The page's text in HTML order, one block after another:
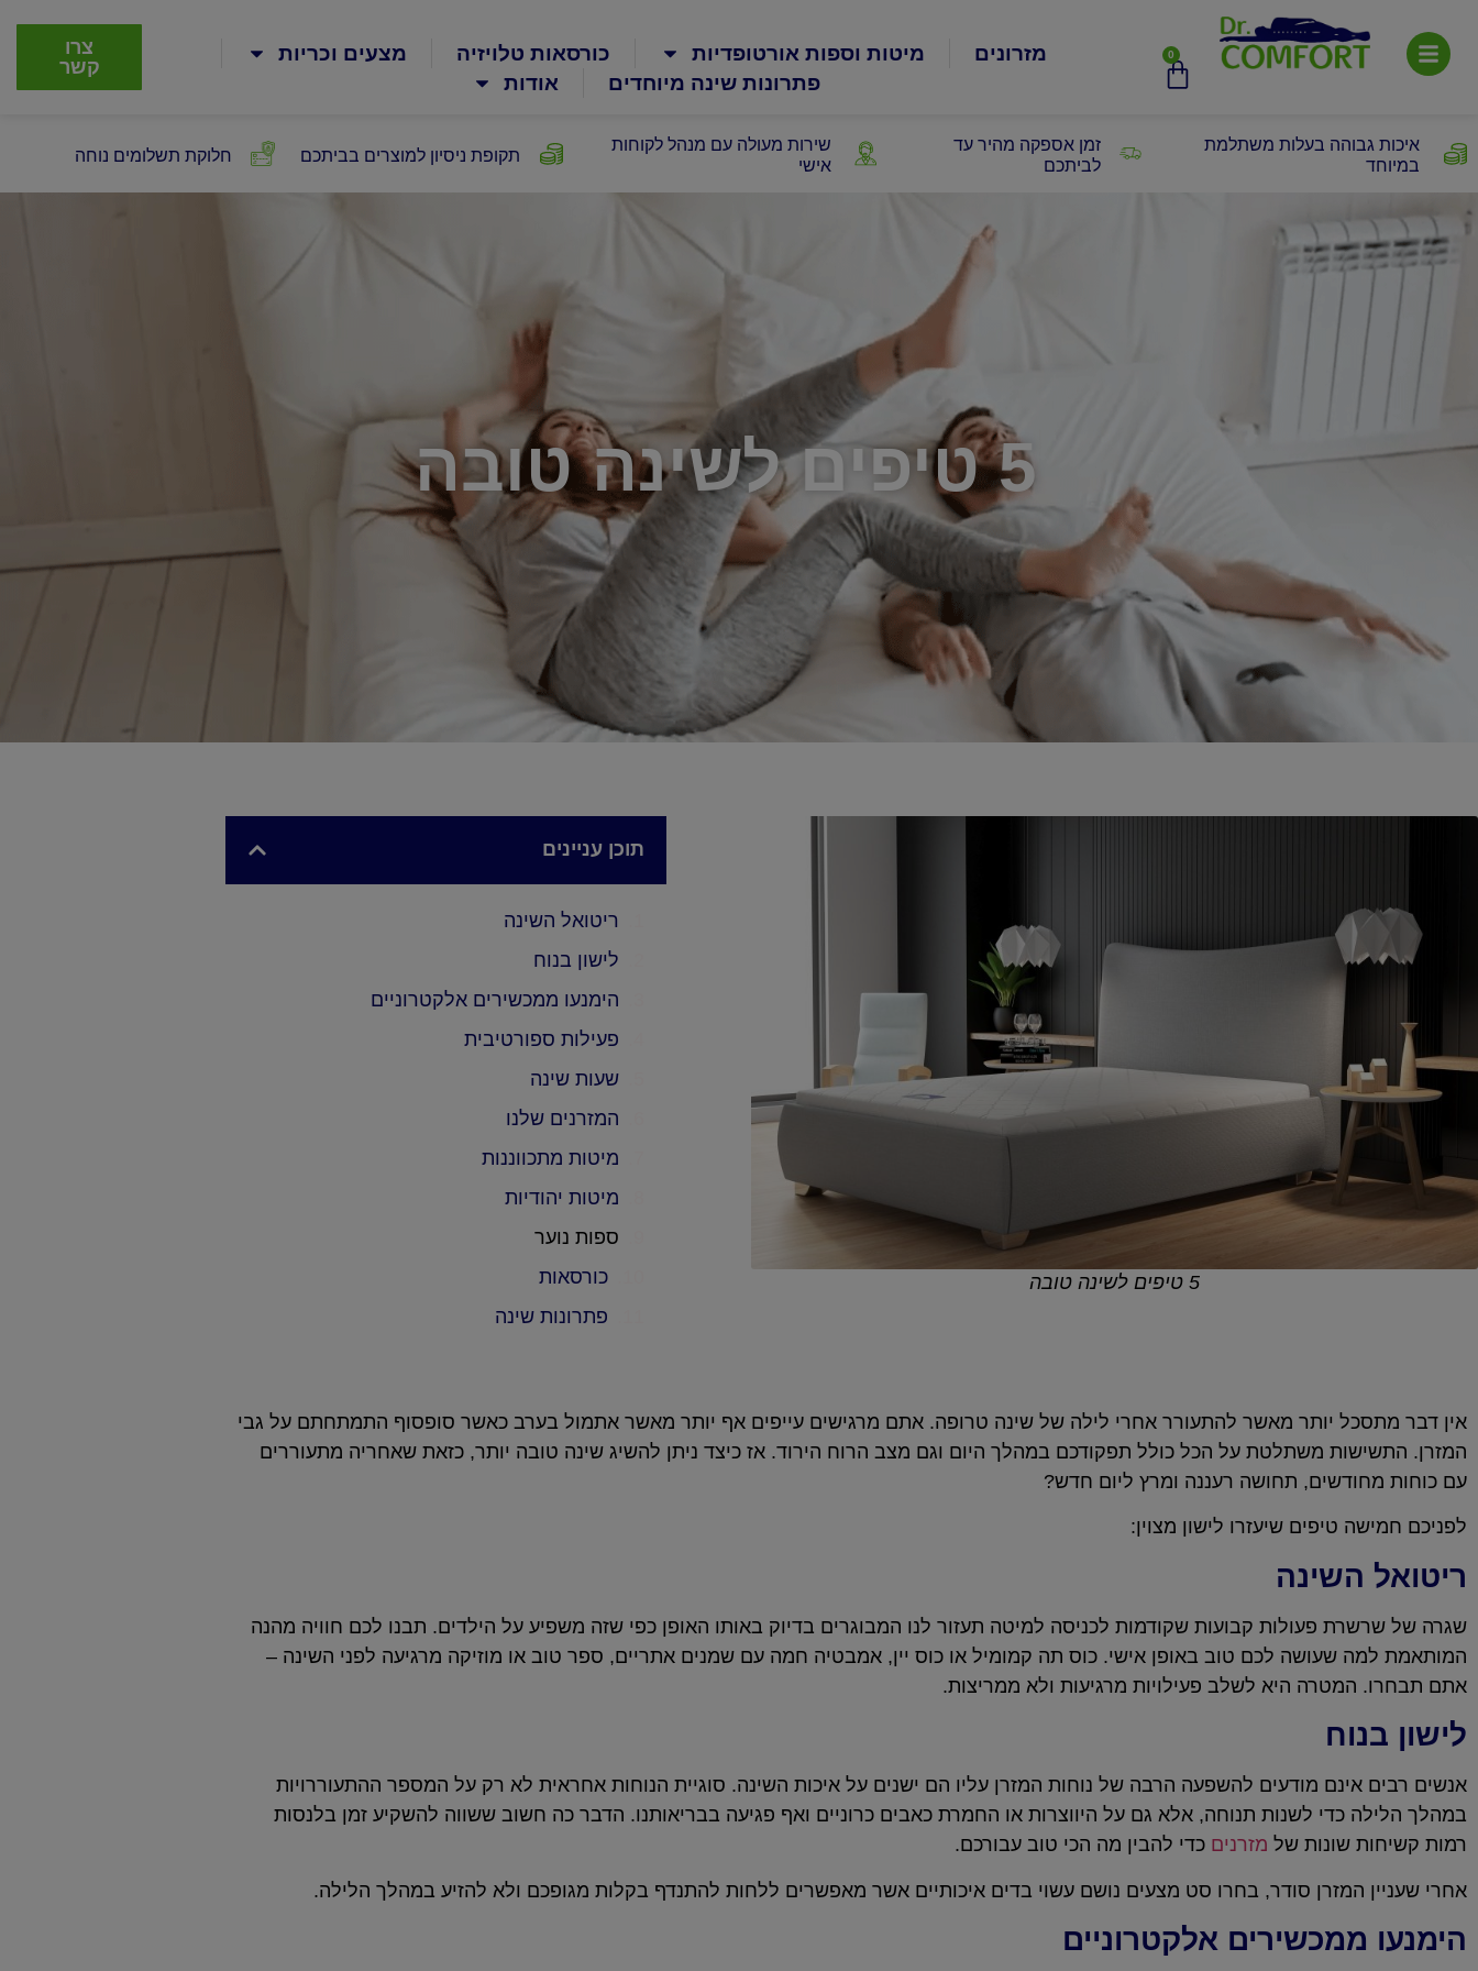
0 מזרונים מיטות וספות אורטופדיות כורסאות טלויזיה
מצעים וכריות
פתרונות שינה מיוחדים
אודות
צרו
קשר
איכות גבוהה בעלות משתלמת
במיוחד
זמן אספקה מהיר עד
לביתכם
שירות מעולה עם מנהל לקוחות
אישי
תקופת ניסיון למוצרים בביתכם חלוקת תשלומים נוחה
5 טיפים לשינה טובה
5 טיפים לשינה טובה
תוכן עניינים
ריטואל השינה
לישון בנוח
הימנעו ממכשירים אלקטרוניים
פעילות ספורטיבית
שעות שינה
המזרנים שלנו
מיטות מתכווננות
מיטות יהודיות
ספות נוער
כורסאות
פתרונות שינה
אין דבר מתסכל יותר מאשר להתעורר אחרי לילה של שינה טרופה. אתם מרגישים עייפים אף יותר מאשר אתמול בערב כאשר סופסוף התמתחתם על גבי
המזרן. התשישות משתלטת על הכל כולל תפקודכם במהלך היום וגם מצב הרוח הירוד. אז כיצד ניתן להשיג שינה טובה יותר, כזאת שאחריה מתעוררים
עם כוחות מחודשים, תחושה רעננה ומרץ ליום חדש?
לפניכם חמישה טיפים שיעזרו לישון מצוין:
ריטואל השינה
שגרה של שרשרת פעולות קבועות שקודמות לכניסה למיטה תעזור לנו המבוגרים בדיוק באותו האופן כפי שזה משפיע על הילדים. תבנו לכם חוויה מהנה
המותאמת למה שעושה לכם טוב באופן אישי. כוס תה קמומיל או כוס יין, אמבטיה חמה עם שמנים אתריים, ספר טוב או מוזיקה מרגיעה לפני השינה –
אתם תבחרו. המטרה היא לשלב פעילויות מרגיעות ולא ממריצות.
לישון בנוח
אנשים רבים אינם מודעים להשפעה הרבה של נוחות המזרן עליו הם ישנים על איכות השינה. סוגיית הנוחות אחראית לא רק על המספר ההתעוררויות
במהלך הלילה כדי לשנות תנוחה, אלא גם על היווצרות או החמרת כאבים כרוניים ואף פגיעה בבריאותנו. הדבר כה חשוב ששווה להשקיע זמן בלנסות
רמות קשיחות שונות של מזרנים כדי להבין מה הכי טוב עבורכם.
אחרי שעניין המזרן סודר, בחרו סט מצעים נושם עשוי בדים איכותיים אשר מאפשרים ללחות להתנדף בקלות מגופכם ולא להזיע במהלך הלילה.
הימנעו ממכשירים אלקטרוניים